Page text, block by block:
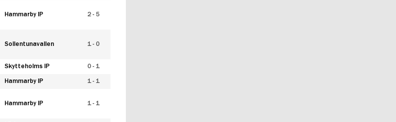
Hammarby IP 2 - 5
Sollentunavallen 1 - 0
Skytteholms IP 0 - 1
Hammarby IP 1 - 1
Hammarby IP 1 - 1